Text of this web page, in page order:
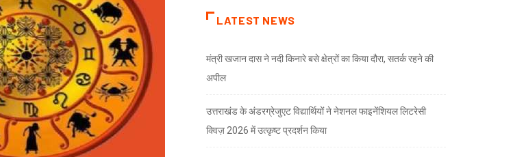
LATEST NEWS
मंत्री खजान दास ने नदी किनारे बसे क्षेत्रों का किया दौरा, सतर्क रहने की
अपील
उत्तराखंड के अंडरग्रेजुएट विद्यार्थियों ने नेशनल फाइनेंशियल लिटरेसी
क्विज़ 2026 में उत्कृष्ट प्रदर्शन किया